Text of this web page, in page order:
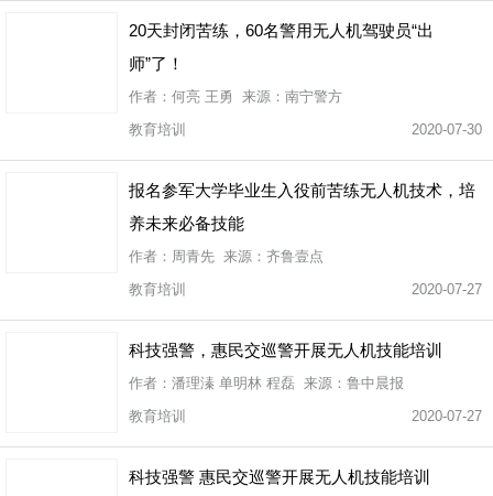
20天封闭苦练，60名警用无人机驾驶员“出
师”了！
作者：何亮 王勇 来源：南宁警方
教育培训
2020-07-30
报名参军大学毕业生入役前苦练无人机技术，培
养未来必备技能
作者：周青先 来源：齐鲁壹点
教育培训
2020-07-27
科技强警，惠民交巡警开展无人机技能培训
作者：潘理溱 单明林 程磊 来源：鲁中晨报
教育培训
2020-07-27
科技强警 惠民交巡警开展无人机技能培训